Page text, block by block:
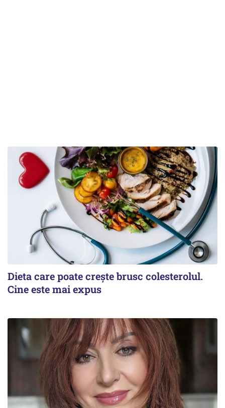
Dieta care poate crește brusc colesterolul.
Cine este mai expus